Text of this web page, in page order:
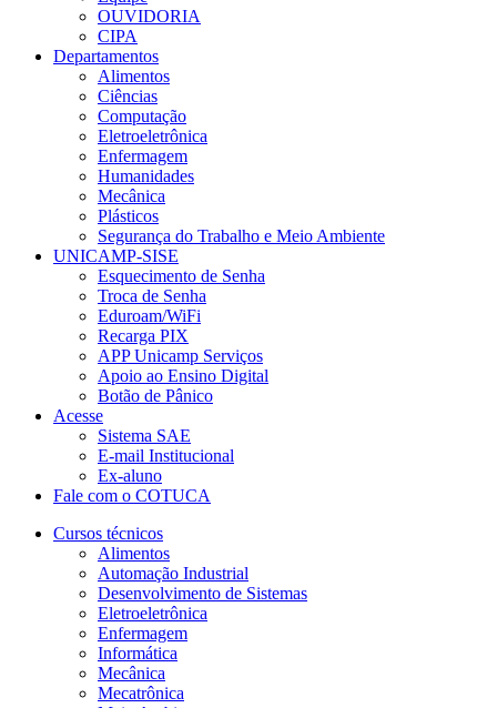
OUVIDORIA
CIPA
Departamentos
Alimentos
Ciências
Computação
Eletroeletrônica
Enfermagem
Humanidades
Mecânica
Plásticos
Segurança do Trabalho e Meio Ambiente
UNICAMP-SISE
Esquecimento de Senha
Troca de Senha
Eduroam/WiFi
Recarga PIX
APP Unicamp Serviços
Apoio ao Ensino Digital
Botão de Pânico
Acesse
Sistema SAE
E-mail Institucional
Ex-aluno
Fale com o COTUCA
Cursos técnicos
Alimentos
Automação Industrial
Desenvolvimento de Sistemas
Eletroeletrônica
Enfermagem
Informática
Mecânica
Mecatrônica